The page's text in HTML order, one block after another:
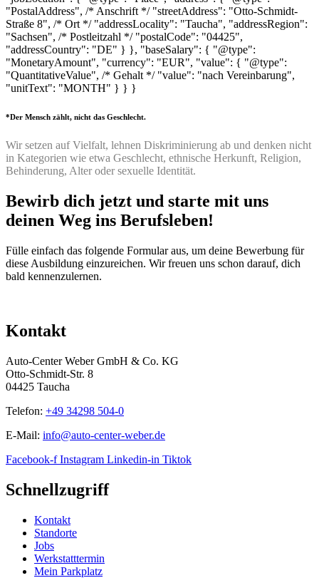
"PostalAddress", /* Anschrift */ "streetAddress": "Otto-Schmidt-
Straße 8", /* Ort */ "addressLocality": "Taucha", "addressRegion":
"Sachsen", /* Postleitzahl */ "postalCode": "04425",
"addressCountry": "DE" } }, "baseSalary": { "@type":
"MonetaryAmount", "currency": "EUR", "value": { "@type":
"QuantitativeValue", /* Gehalt */ "value": "nach Vereinbarung",
"unitText": "MONTH" } } }
*Der Mensch zählt, nicht das Geschlecht.
Wir setzen auf Vielfalt, lehnen Diskriminierung ab und denken nicht
in Kategorien wie etwa Geschlecht, ethnische Herkunft, Religion,
Behinderung, Alter oder sexuelle Identität.
Bewirb dich jetzt und starte mit uns
deinen Weg ins Berufsleben!
Fülle einfach das folgende Formular aus, um deine Bewerbung für
diese Ausbildung einzureichen. Wir freuen uns schon darauf, dich
bald kennenzulernen.
Kontakt
Auto-Center Weber GmbH & Co. KG
Otto-Schmidt-Str. 8
04425 Taucha
Telefon: +49 34298 504-0
E-Mail: info@auto-center-weber.de
Facebook-f Instagram Linkedin-in Tiktok
Schnellzugriff
Kontakt
Standorte
Jobs
Werkstatttermin
Mein Parkplatz